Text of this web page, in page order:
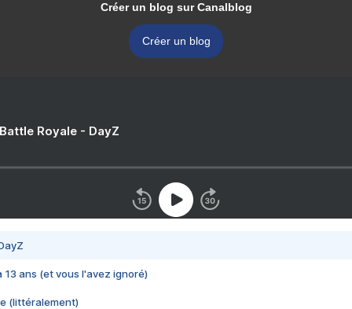
Créer un blog sur Canalblog
Créer un blog
Royale - DayZ
13 ans (et vous l'avez ignoré)
(littéralement)